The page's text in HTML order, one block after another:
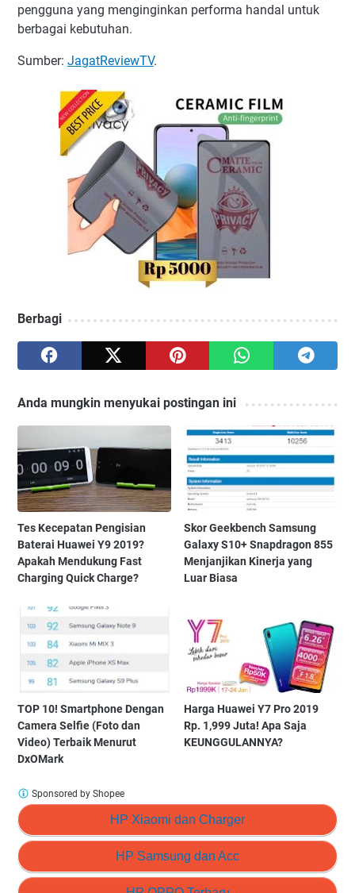
pengguna yang menginginkan performa handal untuk
berbagai kebutuhan.
Sumber: JagatReviewTV.
Berbagi
Anda mungkin menyukai postingan ini
Tes Kecepatan Pengisian
Baterai Huawei Y9 2019?
Apakah Mendukung Fast
Charging Quick Charge?
Skor Geekbench Samsung
Galaxy S10+ Snapdragon 855
Menjanjikan Kinerja yang
Luar Biasa
TOP 10! Smartphone Dengan
Camera Selfie (Foto dan
Video) Terbaik Menurut
DxOMark
Harga Huawei Y7 Pro 2019
Rp. 1,999 Juta! Apa Saja
KEUNGGULANNYA?
HP Xiaomi dan Charger
HP Samsung dan Acc
Sponsored by Shopee